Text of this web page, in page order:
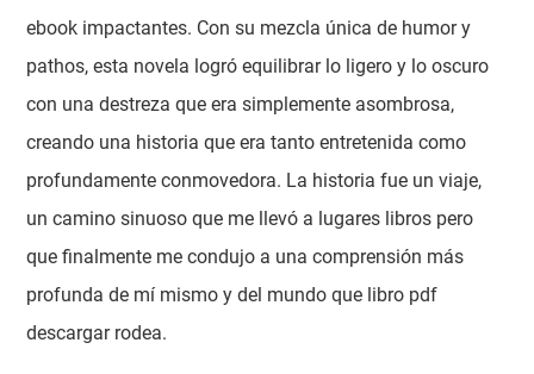
ebook impactantes. Con su mezcla única de humor y
pathos, esta novela logró equilibrar lo ligero y lo oscuro
con una destreza que era simplemente asombrosa,
creando una historia que era tanto entretenida como
profundamente conmovedora. La historia fue un viaje,
un camino sinuoso que me llevó a lugares libros pero
que finalmente me condujo a una comprensión más
profunda de mí mismo y del mundo que libro pdf
descargar rodea.